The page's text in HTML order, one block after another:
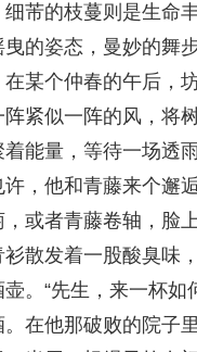
细芾的枝蔓则是生命
曳的姿态，曼妙的舞
在某个仲春的午后，
阵紧似一阵的风，将
着能量，等待一场透
许，他和青藤来个邂
，或者青藤卷轴，脸
衫散发着一股酸臭味
壶。“先生，来一杯
。在他那破败的院子